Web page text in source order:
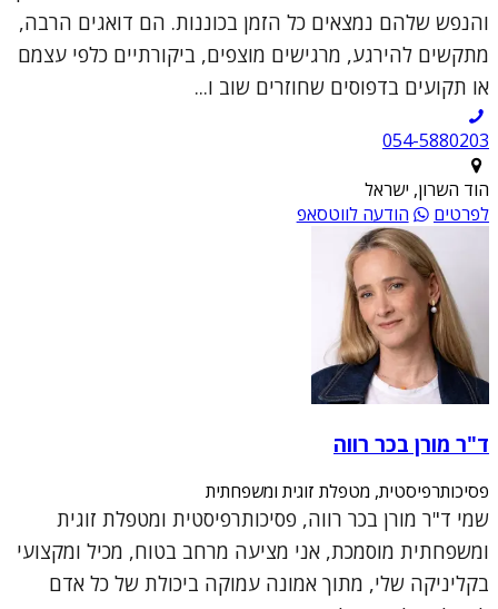
והנפש שלהם נמצאים כל הזמן בכוננות. הם דואגים הרבה,
מתקשים להירגע, מרגישים מוצפים, ביקורתיים כלפי עצמם
או תקועים בדפוסים שחוזרים שוב ו...
054-5880203
הוד השרון, ישראל
לפרטים
הודעה לווטסאפ
ד"ר מורן בכר רווה
פסיכותרפיסטית, מטפלת זוגית ומשפחתית
שמי ד"ר מורן בכר רווה, פסיכותרפיסטית ומטפלת זוגית
ומשפחתית מוסמכת, אני מציעה מרחב בטוח, מכיל ומקצועי
בקליניקה שלי, מתוך אמונה עמוקה ביכולת של כל אדם